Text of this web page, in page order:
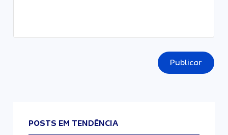
Publicar
POSTS EM TENDÊNCIA